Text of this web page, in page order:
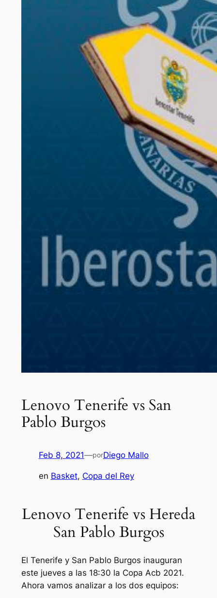
Lenovo Tenerife vs San
Pablo Burgos
Feb 8, 2021—porDiego Mallo
en Basket, Copa del Rey
Lenovo Tenerife vs Hereda
San Pablo Burgos
El Tenerife y San Pablo Burgos inauguran
este jueves a las 18:30 la Copa Acb 2021.
Ahora vamos analizar a los dos equipos: